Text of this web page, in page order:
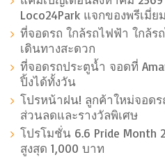
Loco24Park แจกของพรีเมี่
ที่จอดรถ ใกล้รถไฟฟ้า ใกล้รถ
เดินทางสะดวก
ที่จอดรถประตูน้ำ จอดที่
ปิ้งได้ทั้งวัน
โปรหน้าฝน! ลูกค้าใหม่จอดร
ส่วนลดและรางวัลพิเศษ
โปรโมชั่น 6.6 Pride Month
สูงสุด 1,000 บาท